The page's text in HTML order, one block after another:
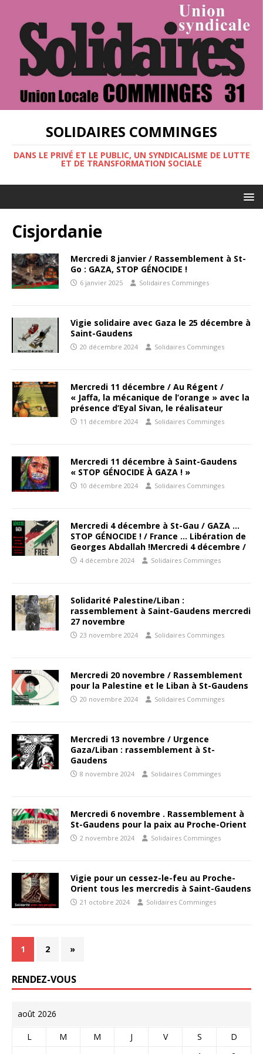
SOLIDAIRES COMMINGES
DANS LE PRIVÉ ET LE PUBLIC, UN SYNDICALISME DE LUTTE
ET DE TRANSFORMATION SOCIALE
Cisjordanie
Mercredi 8 janvier / Rassemblement à St-
Go : GAZA, STOP GÉNOCIDE !
6 janvier 2025 Solidaires Comminges
Vigie solidaire avec Gaza le 25 décembre à
Saint-Gaudens
20 décembre 2024 Solidaires Comminges
Mercredi 11 décembre / Au Régent /
« Jaffa, la mécanique de l’orange » avec la
présence d’Eyal Sivan, le réalisateur
11 décembre 2024 Solidaires Comminges
Mercredi 11 décembre à Saint-Gaudens
« STOP GÉNOCIDE À GAZA ! »
10 décembre 2024 Solidaires Comminges
Mercredi 4 décembre à St-Gau / GAZA …
STOP GÉNOCIDE ! / France … Libération de
Georges Abdallah !Mercredi 4 décembre /
4 décembre 2024 Solidaires Comminges
Solidarité Palestine/Liban :
rassemblement à Saint-Gaudens mercredi
27 novembre
23 novembre 2024 Solidaires Comminges
Mercredi 20 novembre / Rassemblement
pour la Palestine et le Liban à St-Gaudens
20 novembre 2024 Solidaires Comminges
Mercredi 13 novembre / Urgence
Gaza/Liban : rassemblement à St-
Gaudens
8 novembre 2024 Solidaires Comminges
Mercredi 6 novembre . Rassemblement à
St-Gaudens pour la paix au Proche-Orient
2 novembre 2024 Solidaires Comminges
Vigie pour un cessez-le-feu au Proche-
Orient tous les mercredis à Saint-Gaudens
21 octobre 2024 Solidaires Comminges
1 2 »
RENDEZ-VOUS
août 2026
L M M J V S
D